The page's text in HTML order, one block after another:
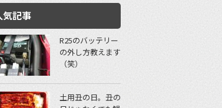
気記事
R25のバッテリー
の外し方教えます
（笑）
土用丑の日。丑の